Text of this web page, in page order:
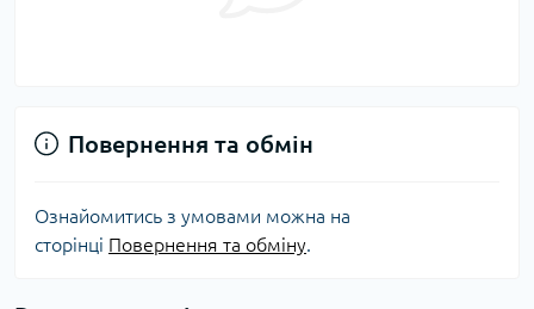
Повернення та обмін
Ознайомитись з умовами можна на
сторінці Повернення та обміну